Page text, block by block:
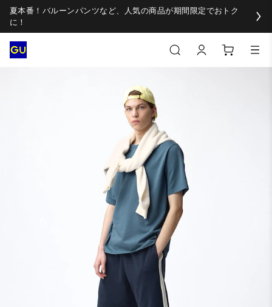
夏本番！バルーンパンツなど、人気の商品が期間限定でおトク
に！